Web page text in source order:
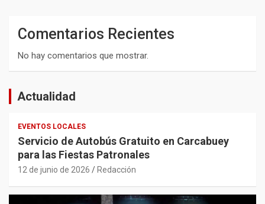
Comentarios Recientes
No hay comentarios que mostrar.
Actualidad
EVENTOS LOCALES
Servicio de Autobús Gratuito en Carcabuey
para las Fiestas Patronales
12 de junio de 2026 Redacción